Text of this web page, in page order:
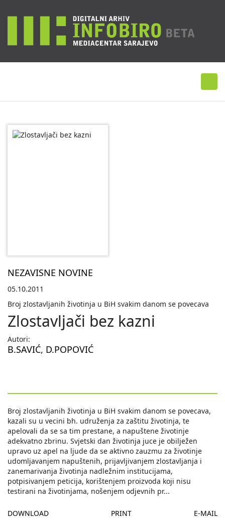
NEZAVISNE NOVINE
05.10.2011
Broj zlostavljanih životinja u BiH svakim danom se povecava
Zlostavljači bez kazni
Autori:
B.SAVIĆ, D.POPOVIĆ
Broj zlostavljanih životinja u BiH svakim danom se povecava,
kazali su u vecini bh. udruženja za zaštitu životinja, te
apelovali da se sa tim prestane, a napuštene životinje
adekvatno zbrinu. Svjetski dan životinja juce je obilježen
upravo uz apel na ljude da se aktivno zauzmu za životinje
udomljavanjem napuštenih, prijavljivanjem zlostavljanja i
zanemarivanja životinja nadležnim institucijama,
potpisivanjem peticija, korištenjem proizvoda koji nisu
testirani na životinjama, nošenjem odjevnih pr...
DOWNLOAD PRINT E-MAIL